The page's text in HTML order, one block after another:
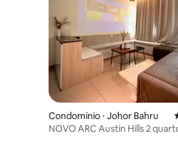
Condomínio ⋅ Johor Bahru
NOVO ARC Austin Hills 2